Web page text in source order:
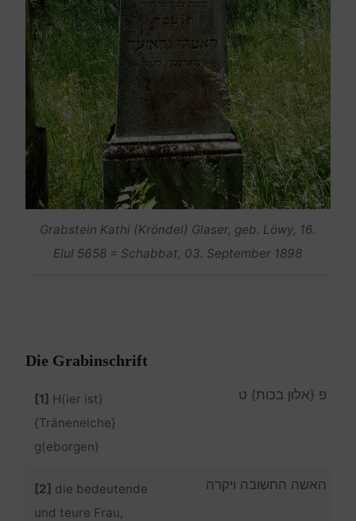
Grabstein Kathi (Kröndel) Glaser, geb. Löwy, 16.
Elul 5658 = Schabbat, 03. September 1898
Die Grabinschrift
[1] H(ier ist)
{Träneneiche}
g(eborgen)
פ {אלון בכות} ט
[2] die bedeutende
und teure Frau,
האשה החשובה ויקרה